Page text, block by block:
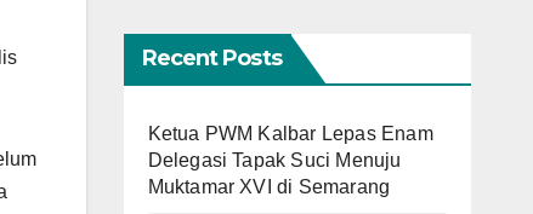
Recent Posts
Ketua PWM Kalbar Lepas Enam
Delegasi Tapak Suci Menuju
Muktamar XVI di Semarang